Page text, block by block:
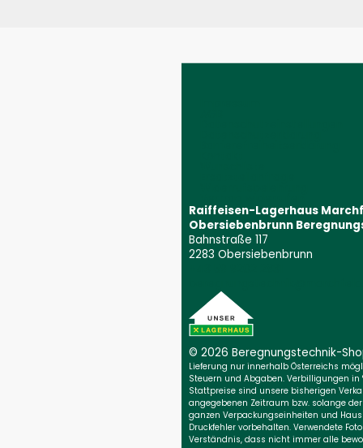
Raiffeisen-Lagerhaus
Obersiebenbrunn
Bahnstraße 117
2283 Obersiebenbrunn
© 2026 Beregnungs­technik-
Lieferung nur innerhalb Österreichs
Steuern und Abgaben. Verbilligungen
Stattpreise sind unsere bisherigen
angegebenen Zeitraum bzw. solange
ganzen Verpackungseinheiten und
Druckfehler vorbehalten. Verwendete
Verständnis, dass nicht immer alle